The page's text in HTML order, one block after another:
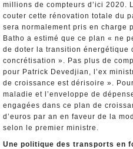
millions de compteurs d’ici 2020.
couter cette rénovation totale du
sera normalement pris en charge
Batho a estimé que ce plan « ne
de doter la transition énergétique
concrétisation ». Pas plus de
pour Patrick Devedjian, l’ex
de croissance est dérisoire ».
maladie et l’enveloppe de
engagées dans ce plan de
d’euros par an en faveur de la
selon le premier ministre.
Une politique des transports en